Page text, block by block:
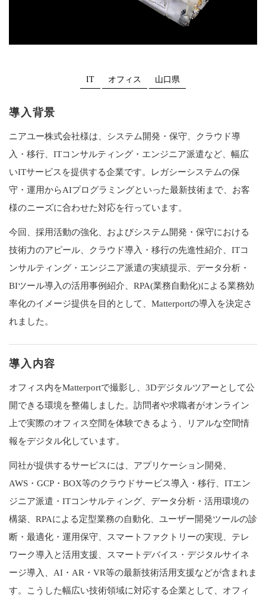
IT オフィス 山口県
導入背景
ニアユー株式会社様は、システム開発・保守、クラウド導
入・移行、ITコンサルティング・エンジニア派遣など、幅広
いITサービスを提供する企業です。レガシーシステムの保
守・運用からAIプログラミングといった最新技術まで、お客
様のニーズに合わせた対応を行っています。
今回、採用活動の強化、およびシステム開発・保守における
技術力のアピール、クラウド導入・移行の先進性紹介、ITコ
ンサルティング・エンジニア派遣の実績提示、データ分析・
BIツール導入の活用事例紹介、RPA(業務自動化)による業務効
率化のイメージ提供を目的として、Matterportの導入を決定さ
れました。
導入内容
オフィス内をMatterportで撮影し、3Dデジタルツアーとして公
開できる環境を整備しました。訪問者や求職者がオンライン
上で実際のオフィス空間を体験できるよう、リアルな空間情
報をデジタル化しています。
同社が提供するサービスには、アプリケーション開発、
AWS・GCP・BOX等のクラウドサービス導入・移行、ITエン
ジニア派遣・ITコンサルティング、データ分析・活用環境の
構築、RPAによる定型業務の自動化、ユーザー開発ツールの診
断・最適化・運用保守、スマートファクトリーの実現、テレ
ワーク導入と活用支援、スマートデバイス・デジタルサイネ
ージ導入、AI・AR・VR等の最新技術活用支援などが含まれま
す。こうした幅広い技術領域に対応する企業として、オフィ